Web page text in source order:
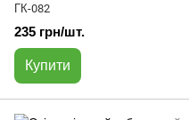
ГК-082
235 грн/шт.
Купити